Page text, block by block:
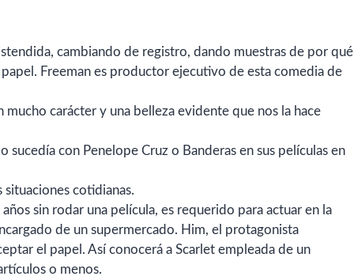
cambiando de registro, dando muestras de por qué
Freeman es productor ejecutivo de esta comedia de
carácter y una belleza evidente que nos la hace
sucedía con Penelope Cruz o Banderas en sus películas en
cotidianas.
sin rodar una película, es requerido para actuar en la
de un supermercado. Him, el protagonista
el papel. Así conocerá a Scarlet empleada de un
o menos.